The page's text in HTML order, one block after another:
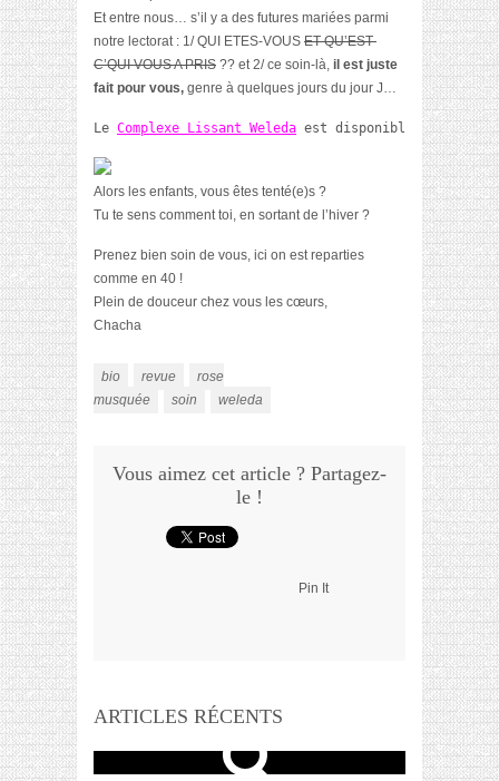
Et entre nous… s’il y a des futures mariées parmi
notre lectorat : 1/ QUI ETES-VOUS ET QU’EST-
C’QUI VOUS A PRIS ?? et 2/ ce soin-là, il est juste
fait pour vous, genre à quelques jours du jour J…
Le Complexe Lissant Weleda est disponible pour
Alors les enfants, vous êtes tenté(e)s ?
Tu te sens comment toi, en sortant de l’hiver ?
Prenez bien soin de vous, ici on est reparties
comme en 40 !
Plein de douceur chez vous les cœurs,
Chacha
bio revue
rose
musquée
soin weleda
Vous aimez cet article ? Partagez-
le !
Pin It
ARTICLES RÉCENTS